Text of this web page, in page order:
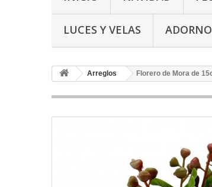
LUCES Y VELAS
Arreglos Florero de Mora de